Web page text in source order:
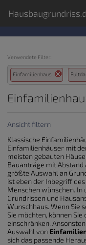
Verwendete Filter:
Einfamilienhaus
Ansicht filtern
Klassische
Einfamilienhäuser mit
meisten gebauten
Bauanträge mit Abstand
größte Auswahl an
ist eben der Inbegriff
Menschen wünschen.
Grundrissen und
Wunschhaus. Wenn Sie
Sie möchten, können
einschränken.
Auswahl von
sich das passende